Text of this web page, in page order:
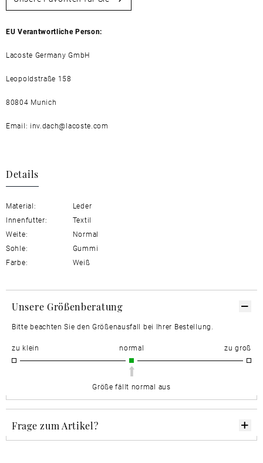
EU Verantwortliche Person:
Lacoste Germany GmbH
Leopoldstraße 158
80804 Munich
Email: inv.dach@lacoste.com
Details
Material:
Leder
Innenfutter:
Textil
Weite:
Normal
Sohle:
Gummi
Farbe:
Weiß
Unsere Größenberatung
Bitte beachten Sie den Größenausfall bei Ihrer Bestellung.
zu klein normal zu groß
Größe fällt normal aus
Frage zum Artikel?